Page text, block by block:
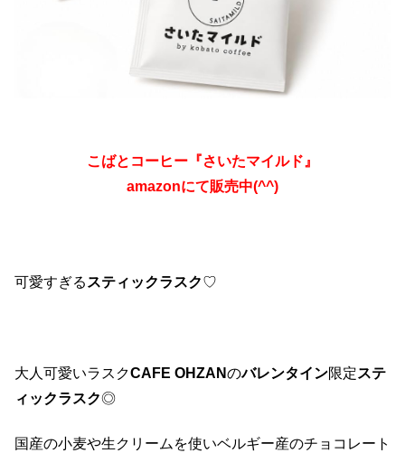
こばとコーヒー『さいたマイルド』
amazonにて販売中(^^)
可愛すぎる スティックラスク♡
大人可愛いラスクCAFE OHZANのバレンタイン限定ステ
ィックラスク◎
国産の小麦や生クリームを使いベルギー産のチョコレート